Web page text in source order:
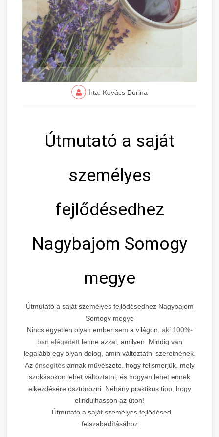
Írta: Kovács Dorina
Útmutató a saját
személyes
fejlődésedhez
Nagybajom Somogy
megye
Útmutató a saját személyes fejlődésedhez Nagybajom
Somogy megye
Nincs egyetlen olyan ember sem a világon , aki 100%-
ban elégedettlenne azzal, amilyen. Mindig van
legalább egy olyan dolog, amin változtatni szeretnének.
Az önsegítésannak művészete, hogy felismerjük, mely
szokásokon lehet változtatni, és hogyan lehet ennek
elkezdésére ösztönözni. Néhány praktikus tipp, hogy
elindulhasson az úton!
Útmutató a saját személyes fejlődésed
felszabadításához